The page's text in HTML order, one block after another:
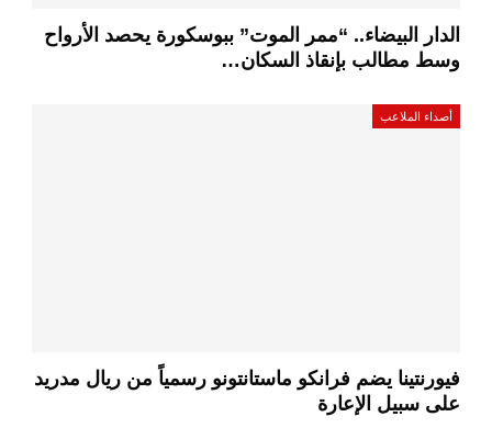
الدار البيضاء.. “ممر الموت” ببوسكورة يحصد الأرواح
وسط مطالب بإنقاذ السكان…
أصداء الملاعب
فيورنتينا يضم فرانكو ماستانتونو رسمياً من ريال مدريد
على سبيل الإعارة